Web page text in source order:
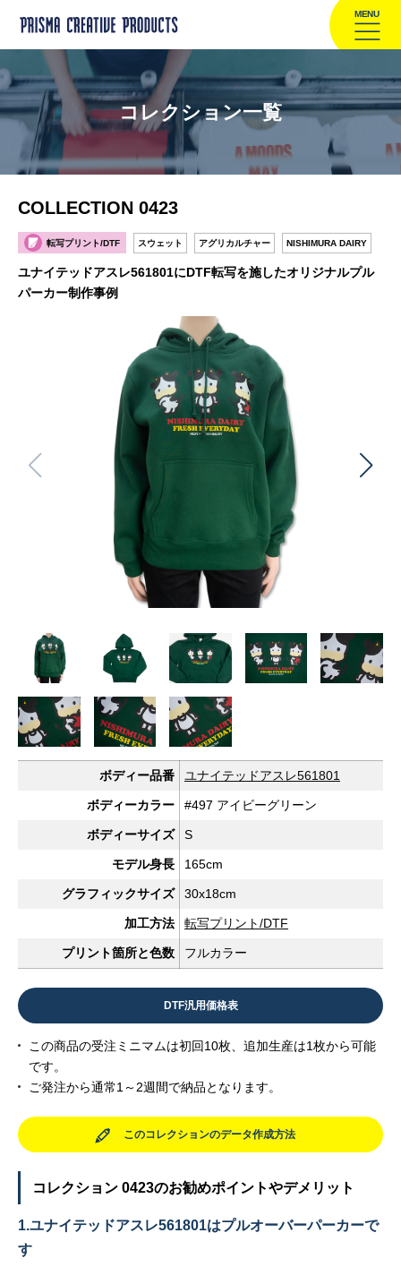
MENU
コレクション一覧
COLLECTION 0423
転写プリント/DTF スウェット アグリカルチャー NISHIMURA DAIRY
ユナイテッドアスレ561801にDTF転写を施したオリジナルプル
パーカー制作事例
ボディー品番 ユナイテッドアスレ561801
ボディーカラー #497 アイビーグリーン
ボディーサイズ S
モデル身長 165cm
グラフィックサイズ 30x18cm
加工方法 転写プリント/DTF
プリント箇所と色数 フルカラー
DTF汎用価格表
この商品の受注ミニマムは初回10枚、追加生産は1枚から可能
です。
ご発注から通常1～2週間で納品となります。
このコレクションのデータ作成方法
コレクション 0423のお勧めポイントやデメリット
1.ユナイテッドアスレ561801はプルオーバーパーカーで
す